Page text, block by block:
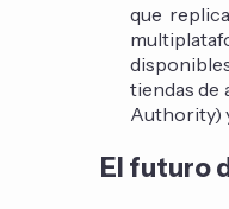
que
tiendas de
Authority)
El futuro